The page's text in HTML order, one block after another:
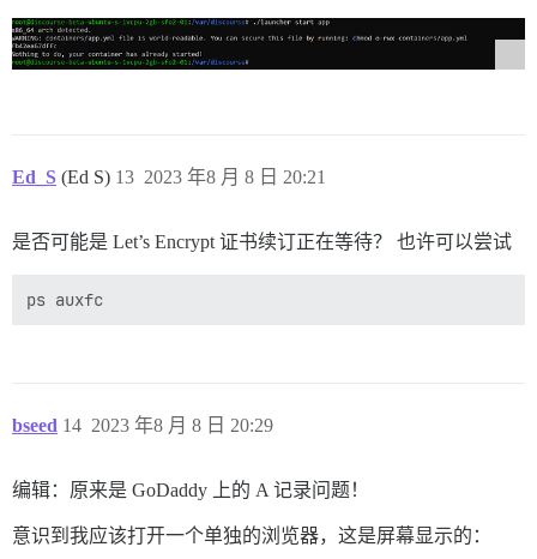
Ed_S (Ed S) 2023 年8 月 8 日 20:21
13
是否可能是 Let’s Encrypt 证书续订正在等待？ 也许可以尝试
bseed 2023 年8 月 8 日 20:29
14
编辑：原来是 GoDaddy 上的 A 记录问题！
意识到我应该打开一个单独的浏览器，这是屏幕显示的：